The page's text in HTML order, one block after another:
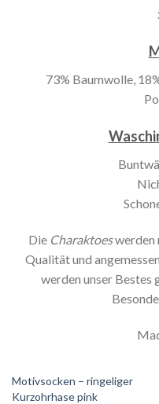
73% Baumwolle,
Die Charaktoeswerden
Qualität und
werden unser Bestes
Motivsocken – ringeliger
Kurzohrhase pink